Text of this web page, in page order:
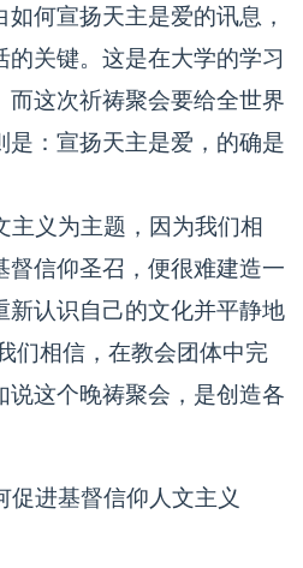
何宣扬天主是爱的讯息，
的关键。这是在大学的学习
而这次祈祷聚会要给全世界
是：宣扬天主是爱，的确是
义为主题，因为我们相
督信仰圣召，便很难建造一
新认识自己的文化并平静地
们相信，在教会团体中完
说这个晚祷聚会，是创造各
进基督信仰人文主义